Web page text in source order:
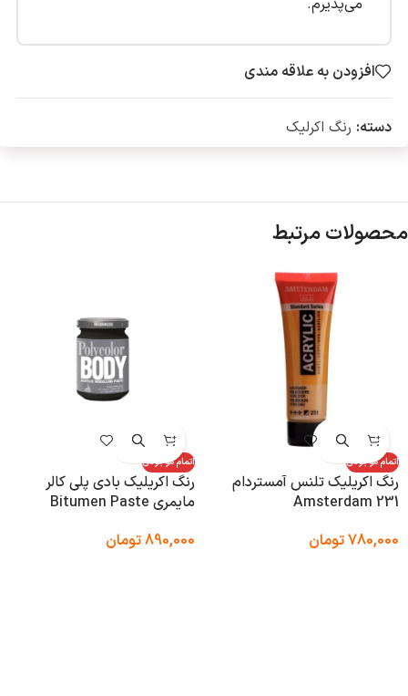
می‌پذیرم.
افزودن به علاقه مندی
دسته: رنگ اکرلیک
محصولات مرتبط
اتمام موجودی
رنگ اکریلیک تلنس آمستردام
Amsterdam 231
780,000تومان
اتمام موجودی
رنگ اکریلیک بادی پلی کالر
مایمری Bitumen Paste
890,000تومان